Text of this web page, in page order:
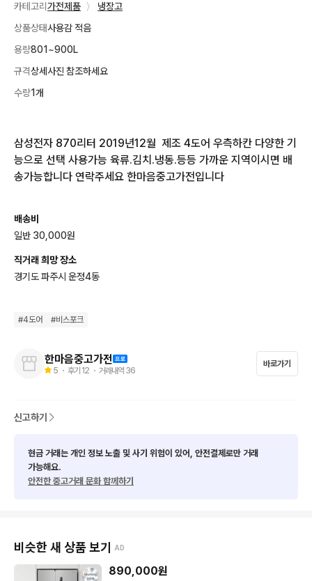
카테고리 가전제품 〉
냉장고
상품상태사용감 적음
용량801~900L
규격상세사진 참조하세요
수량1개
삼성전자 870리터 2019년12월  제조 4도어 우측하칸 다양한 기
능으로 선택 사용가능 육류.김치.냉동.등등 가까운 지역이시면 배
송가능합니다 연락주세요 한마음중고가전입니다
배송비
일반 30,000원
직거래 희망 장소
경기도 파주시 운정4동
#4도어 #비스포크
한마음중고가전
5 ・ 후기 12 ・ 거래내역 36
바로가기
신고하기
현금 거래는 개인 정보 노출 및 사기 위험이 있어, 안전결제로만 거래
가능해요.
안전한 중고거래 문화 함께하기
비슷한 새 상품 보기 AD
890,000원